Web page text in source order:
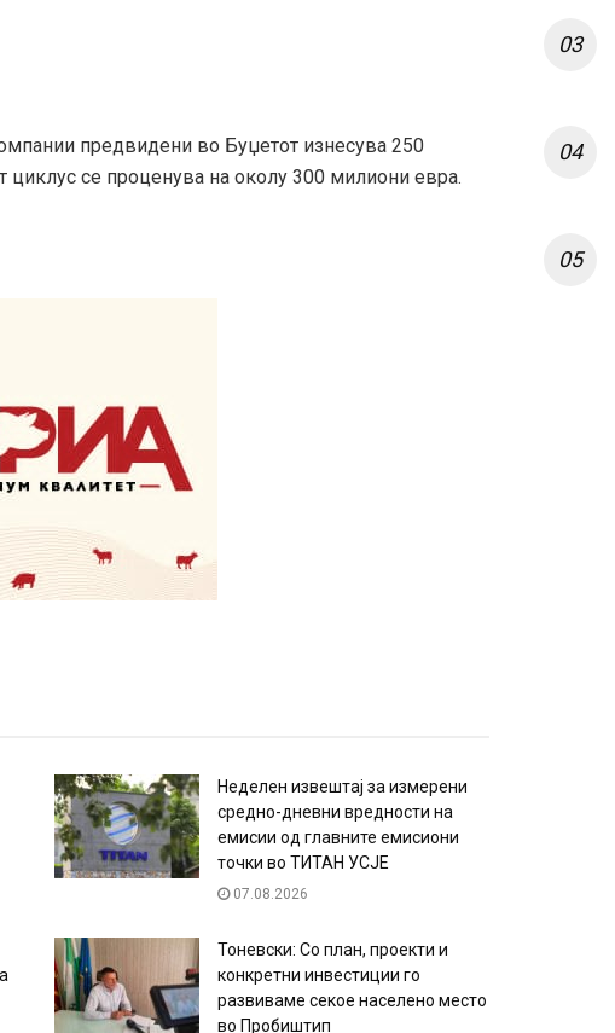
предвидени во Буџетот изнесува 250
циклус се проценува на околу 300 милиони евра.
Неделен извештај за измерени
средно-дневни вредности на
емисии од главните емисиони
точки во ТИТАН УСЈЕ
07.08.2026
Тоневски: Со план, проекти и
конкретни инвестиции го
развиваме секое населено место
во Пробиштип